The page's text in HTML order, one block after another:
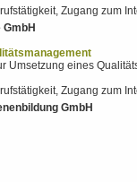
Zugang zum
eines
Zugang zum
GmbH